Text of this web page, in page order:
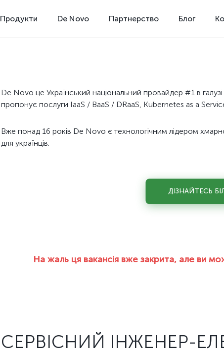
Продукти De Novo Партнерство Блог
De Novo це Український національний провайдер #1 в
пропонує послуги IaaS / BaaS / DRaaS, Kubernetes as a
Вже понад 16 років De Novo є технологічним лідером
для українців.
ДІЗНАЙТЕСЬ
На жаль ця вакансія вже закрита, але ви
СЕРВІСНИЙ ІНЖЕНЕР-